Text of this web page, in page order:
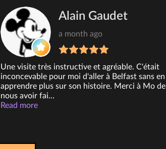
Alain Gaudet
a month ago
Une visite très instructive et agréable. C'était
inconcevable pour moi d'aller à Belfast sans en
apprendre plus sur son histoire. Merci à Mo de
nous avoir fai...
Read more